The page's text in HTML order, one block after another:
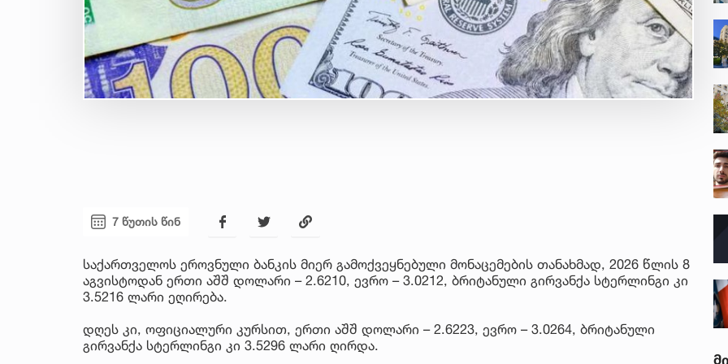
7 წუთის წინ
საქართველოს ეროვნული ბანკის მიერ გამოქვეყნებული მონაცემების თანახმად, 2026 წლის 8
აგვისტოდან ერთი აშშ დოლარი – 2.6210, ევრო – 3.0212, ბრიტანული გირვანქა სტერლინგი კი
3.5216 ლარი ეღირება.
დღეს კი, ოფიციალური კურსით, ერთი აშშ დოლარი – 2.6223, ევრო – 3.0264, ბრიტანული
გირვანქა სტერლინგი კი 3.5296 ლარი ღირდა.